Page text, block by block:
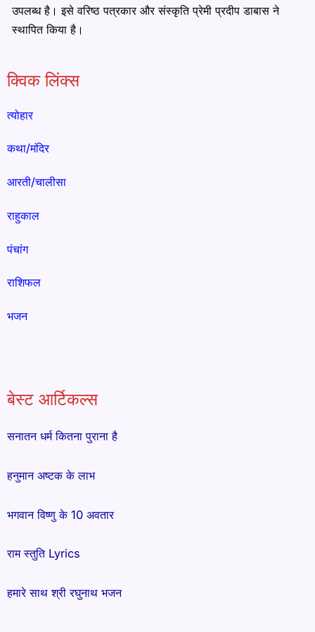
उपलब्ध है। इसे वरिष्ठ पत्रकार और संस्कृति प्रेमी प्रदीप डाबास ने
स्थापित किया है।
क्विक लिंक्स
त्योहार
कथा/मंदिर
आरती/चालीसा
राहुकाल
पंचांग
राशिफल
भजन
बेस्ट आर्टिकल्स
सनातन धर्म कितना पुराना है
हनुमान अष्टक के लाभ
भगवान विष्णु के 10 अवतार
राम स्तुति Lyrics
हमारे साथ श्री रघुनाथ भजन